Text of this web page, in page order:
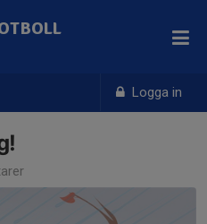
Logga in